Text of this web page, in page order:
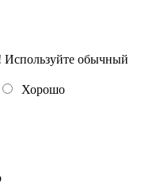
Используйте обычный
Хорошо